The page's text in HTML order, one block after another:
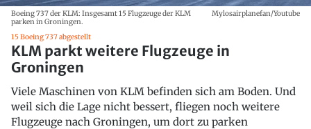
Boeing 737 der KLM: Insgesamt 15 Flugzeuge der KLM
parken in Groningen.
Mylosairplanefan/Youtube
15 Boeing 737 abgestellt
KLM parkt weitere Flugzeuge in
Groningen
Viele Maschinen von KLM befinden sich am Boden. Und
weil sich die Lage nicht bessert, fliegen noch weitere
Flugzeuge nach Groningen, um dort zu parken